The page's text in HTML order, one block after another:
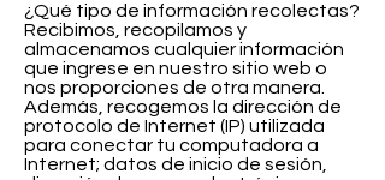
¿Qué tipo de información recolectas?
Recibimos, recopilamos y
almacenamos cualquier información
que ingrese en nuestro sitio web o
nos proporciones de otra manera.
Además, recogemos la dirección de
protocolo de Internet (IP) utilizada
para conectar tu computadora a
Internet; datos de inicio de sesión,